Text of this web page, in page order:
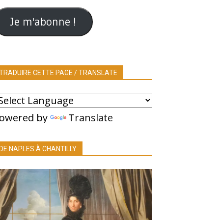
Je m'abonne !
CETTE PAGE / TRANSLATE
by Translate
NAPLES À CHANTILLY